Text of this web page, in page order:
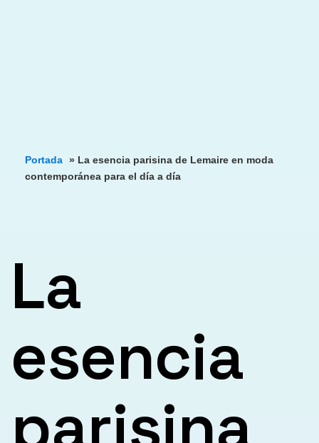
Portada » La esencia parisina de Lemaire en moda
contemporánea para el día a día
La
esencia
parisina